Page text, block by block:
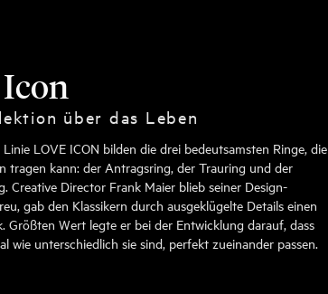
über das Leben
LOVE ICON bilden die drei bedeutsamsten Ringe, die
tragen kann: der Antragsring, der Trauring und der
Creative Director Frank Maier blieb seiner Design-
gab den Klassikern durch ausgeklügelte Details einen
Größten Wert legte er bei der Entwicklung darauf, dass
wie unterschiedlich sie sind, perfekt zueinander passen.